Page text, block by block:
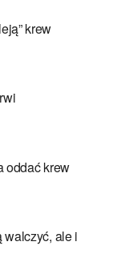
krew
oddać krew
walczyć, ale i